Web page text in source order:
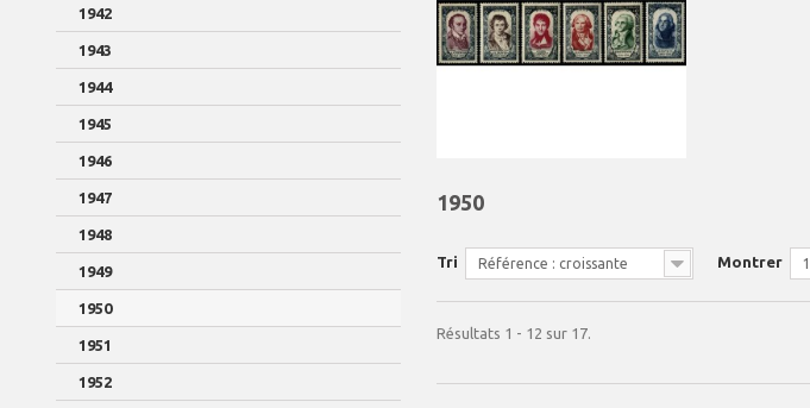
1950
Tri Référence : croissante Montrer
Résultats 1 - 12 sur 17.
1942
1943
1944
1945
1946
1947
1948
1949
1950
1951
1952